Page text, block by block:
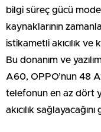
bilgi süreç gücü
kaynaklarının
istikametli akıcılık ve
Bu donanım ve
A60, OPPO’nun 48
telefonun en az dört
akıcılık